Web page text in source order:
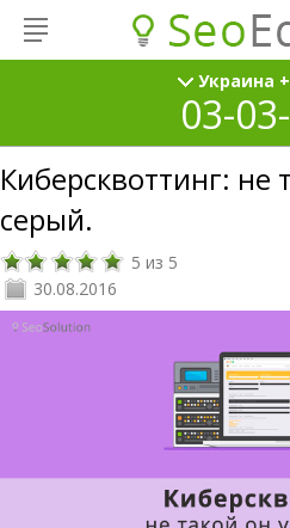
Украина
03-
Киберсквоттинг: не
серый.
5 из 5
30.08.2016